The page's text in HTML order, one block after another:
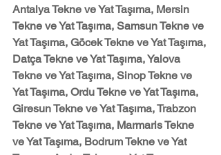
Antalya Tekne ve Yat Taşıma, Mersin
Tekne ve Yat Taşıma, Samsun Tekne ve
Yat Taşıma, Göcek Tekne ve Yat Taşıma,
Datça Tekne ve Yat Taşıma, Yalova
Tekne ve Yat Taşıma, Sinop Tekne ve
Yat Taşıma, Ordu Tekne ve Yat Taşıma,
Giresun Tekne ve Yat Taşıma, Trabzon
Tekne ve Yat Taşıma, Marmaris Tekne
ve Yat Taşıma, Bodrum Tekne ve Yat